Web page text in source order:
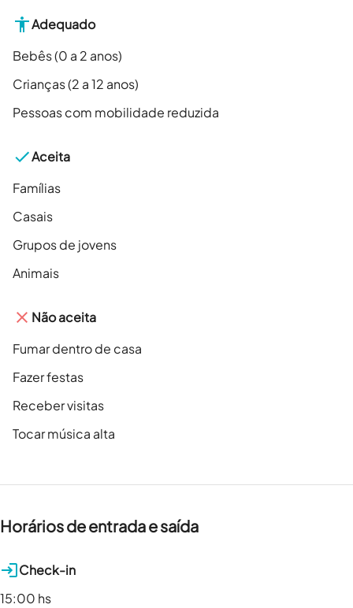
Adequado
Bebês (0 a 2 anos)
Crianças (2 a 12 anos)
Pessoas com mobilidade reduzida
Aceita
Famílias
Casais
Grupos de jovens
Animais
Não aceita
Fumar dentro de casa
Fazer festas
Receber visitas
Tocar música alta
Horários de entrada e saída
Check-in
15:00 hs